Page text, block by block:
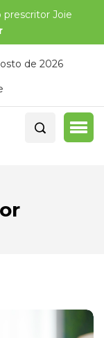
prescritor Joie
de 2026